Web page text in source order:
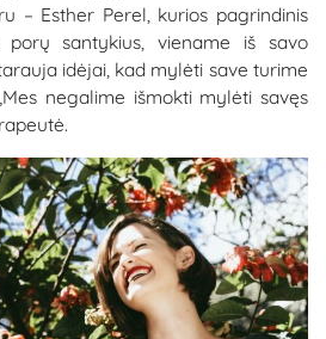
– Esther Perel, kurios pagrindinis
santykius, viename iš savo
idėjai, kad mylėti save turime
negalime išmokti mylėti savęs